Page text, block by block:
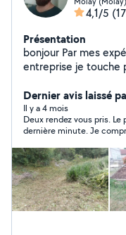
4,1/5
Présentation
bonjour Par mes
entreprise je touche
déménagement.... je
tout le matériel
Dernier avis laissé
Il y a 4 mois
Deux rendez vous pris.
dernière minute. Je
l’après midi mais ne
depuis.